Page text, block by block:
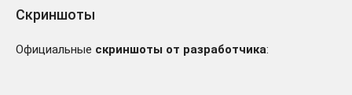
Скриншоты
Официальные скриншоты от разработчика: